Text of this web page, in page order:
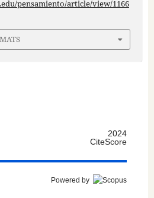
pensamiento/article/view/1166
2024
CiteScore
Powered by